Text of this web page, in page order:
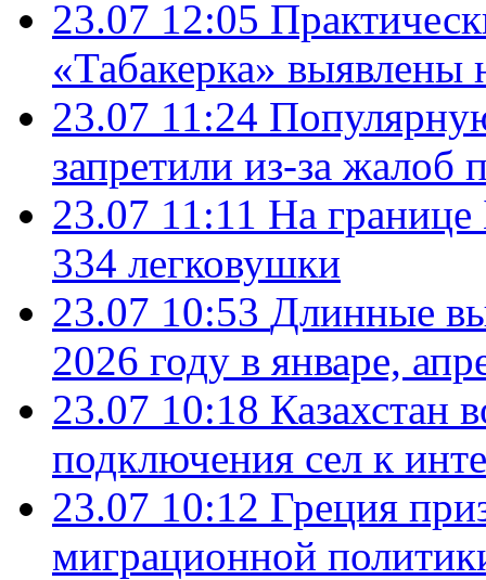
23.07 12:05
«Табакерка»
23.07 11:24
запретили из-за жалоб
23.07 11:11 На границе
334 легковушки
23.07 10:53 Длинные
2026 году в январе,
23.07 10:18 Казахстан
подключения сел к
23.07 10:12 Греция
миграционной